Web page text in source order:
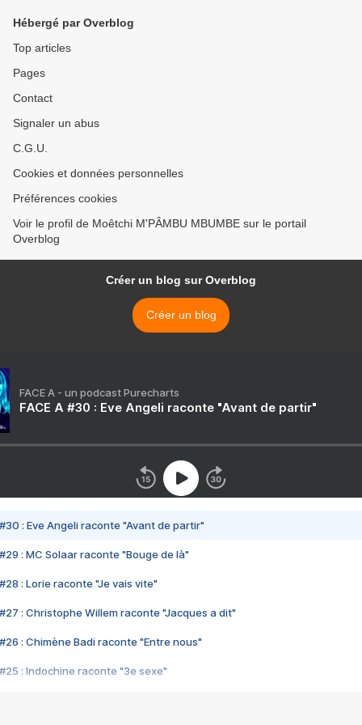
Hébergé par Overblog
Top articles
Pages
Contact
Signaler un abus
C.G.U.
Cookies et données personnelles
Préférences cookies
Voir le profil de Moêtchi M'PÂMBU MBUMBE sur le portail
Overblog
Créer un blog sur Overblog
Créer un blog
FACE A - un podcast Purecharts
FACE A #30 : Eve Angeli raconte "Avant de partir"
#30 : Eve Angeli raconte "Avant de partir"
#29 : MC Solaar raconte "Bouge de là"
#28 : Lorie raconte "Je vais vite"
#27 : Christophe Willem raconte "Jacques a dit"
#26 : Chimène Badi raconte "Entre nous"
#25 : Indochine raconte "3e sexe"